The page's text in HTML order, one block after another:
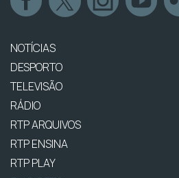
NOTÍCIAS
DESPORTO
TELEVISÃO
RÁDIO
RTP ARQUIVOS
RTP ENSINA
RTP PLAY